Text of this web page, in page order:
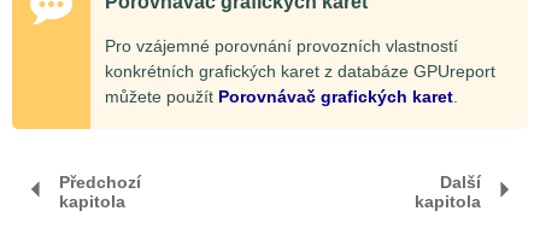
Pro vzájemné porovnání provozních vlastností
konkrétních grafických karet z databáze GPUreport
můžete použít Porovnávač grafických karet.
Předchozí
kapitola
Další
kapitola